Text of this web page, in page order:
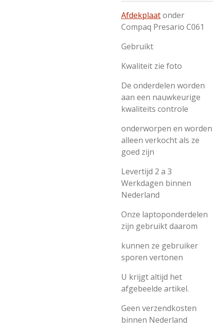
Afdekplaatonder
Compaq Presario C061
Gebruikt
Kwaliteit zie foto
De onderdelen worden
aan een nauwkeurige
kwaliteits controle
onderworpen en worden
alleen verkocht als ze
goed zijn
Levertijd 2 a 3
Werkdagen binnen
Nederland
Onze laptoponderdelen
zijn gebruikt daarom
kunnen ze gebruiker
sporen vertonen
U krijgt altijd het
afgebeelde artikel.
Geen verzendkosten
binnen Nederland